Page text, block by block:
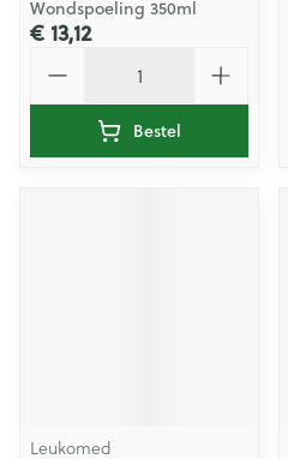
Wondspoeling 350ml
€ 13,12
Bestel
Leukomed